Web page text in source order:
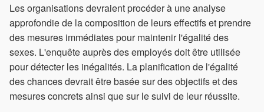
Les organisations devraient procéder à une analyse
approfondie de la composition de leurs effectifs et prendre
des mesures immédiates pour maintenir l'égalité des
sexes. L'enquête auprès des employés doit être utilisée
pour détecter les inégalités. La planification de l'égalité
des chances devrait être basée sur des objectifs et des
mesures concrets ainsi que sur le suivi de leur réussite.